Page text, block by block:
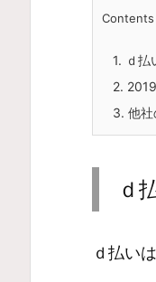
Contents
1. ｄ払
2.
3. 他社
ｄ
ｄ払い